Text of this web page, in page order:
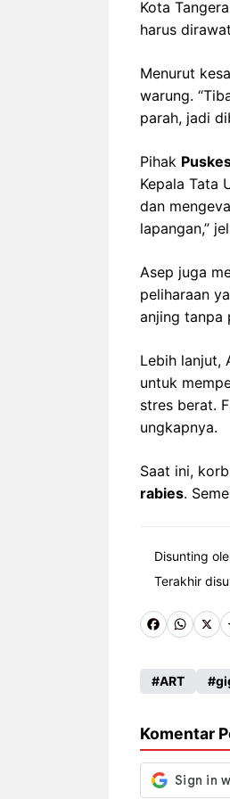
Kota
harus
Menurut
warung.
parah, jadi
Pihak
Kepala Tata
dan
lapangan,”
Asep juga
peliharaan
anjing tanpa
Lebih lanjut,
untuk
stres berat.
ungkapnya.
Saat ini,
rabies.
Disunting
Terakhir
Fa
b
o
k
W
ts
p
p
X
ART
Komentar